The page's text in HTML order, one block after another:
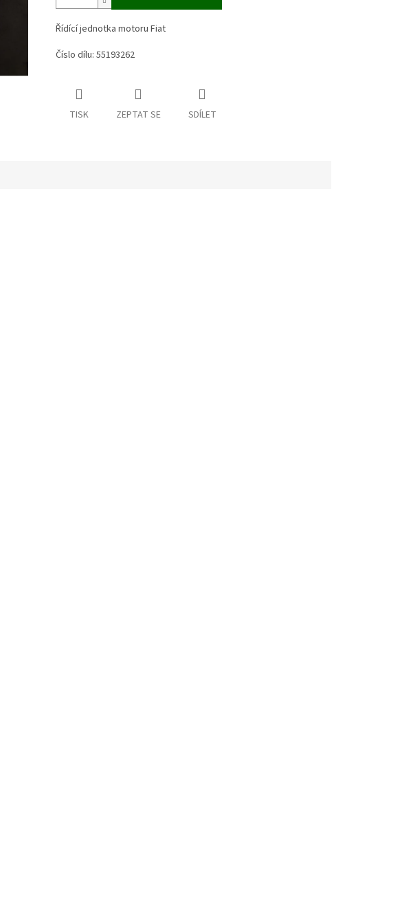
Řídící jednotka motoru Fiat
Číslo dílu: 55193262
TISK ZEPTAT SE SDÍLET